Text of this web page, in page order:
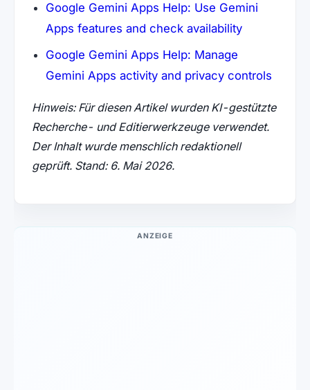
Google Gemini Apps Help: Use Gemini
Apps features and check availability(öffnet in
Google Gemini Apps Help: Manage
Gemini Apps activity and privacy controls(öffnet
Hinweis: Für diesen Artikel wurden KI-gestützte
Recherche- und Editierwerkzeuge verwendet.
Der Inhalt wurde menschlich redaktionell
geprüft. Stand: 6. Mai 2026.
ANZEIGE